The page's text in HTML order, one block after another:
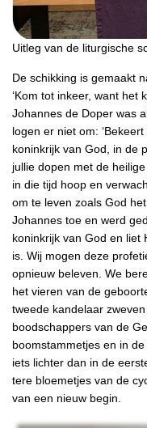
Uitleg van de liturgische
De schikking is gemaakt
‘Kom tot inkeer, want het
Johannes de Doper was
logen er niet om:
koninkrijk van God, in de
jullie dopen met de
in die tijd hoop en
om te leven zoals God
Johannes toe en werd
koninkrijk van God en liet
is. Wij mogen deze
opnieuw beleven. We
het vieren van de
tweede kandelaar
boodschappers van de
boomstammetjes en in
iets lichter dan in de
tere bloemetjes van de
van een nieuw begin.